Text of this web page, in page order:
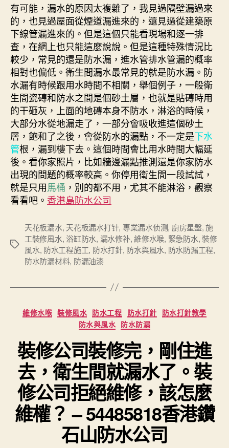
有可能，漏水的原因太複雜了，我見過隔壁漏過來
的，也見過屋面從煙道漏進來的，還見過從建築原
下線管漏進來的。但是這個只能看現場和逐一排
查，在網上也只能這麼說說。但是這種特殊情況比
較少，常見的還是防水漏，進水管排水管漏的概率
相對也偏低。衛生間漏水最常見的就是防水漏。防
水漏有時候跟用水時間不相關，舉個例子，一般衛
生間瓷磚和防水之間是個砂土層，也就是貼磚時用
的干砸灰，上面的地磚本身不防水，淋浴的時候，
大部分水從地漏走了，一部分會吸收進這個砂土
層，飽和了之後，會從防水的漏點，不一定是下水
管根，漏到樓下去。這個時間會比用水時間大幅延
後。看你家照片，比如牆邊漏點推測還是你家防水
出現的問題的概率較高。你停用衛生間一段試試，
就是只用馬桶 ，別的都不用，尤其不能淋浴，觀察
看看吧。 香港島防水公司
Tags
天花板漏水, 天花板漏水打针, 專業漏水侦测, 廚房星盤,施
工裝修風水, 浴缸防水, 漏水修补,維修水喉, 緊急防水,裝修
風水, 防水工程施工, 防水打針, 防水與風水, 防水防漏工程,
防水防漏材料, 防漏油漆
Categories
維修水喉 裝修風水 防水工程 防水打針 防水打針教學
防水與風水 防水防漏
裝修公司裝修完，剛住進
去，衛生間就漏水了。裝
修公司拒絕維修，該怎麼
維權？ – 54485818香港鑽
石山防水公司